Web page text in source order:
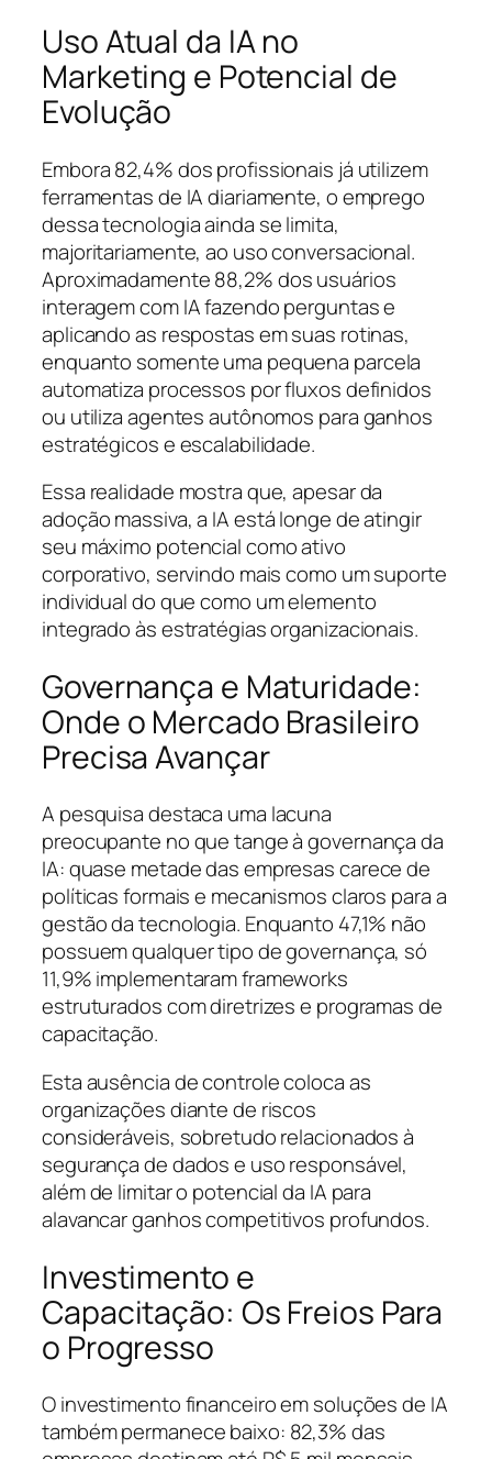
Uso Atual da IA no
Marketing e Potencial de
Evolução
Embora 82,4% dos profissionais já utilizem
ferramentas de IA diariamente, o emprego
dessa tecnologia ainda se limita,
majoritariamente, ao uso conversacional.
Aproximadamente 88,2% dos usuários
interagem com IA fazendo perguntas e
aplicando as respostas em suas rotinas,
enquanto somente uma pequena parcela
automatiza processos por fluxos definidos
ou utiliza agentes autônomos para ganhos
estratégicos e escalabilidade.
Essa realidade mostra que, apesar da
adoção massiva, a IA está longe de atingir
seu máximo potencial como ativo
corporativo, servindo mais como um suporte
individual do que como um elemento
integrado às estratégias organizacionais.
Governança e Maturidade:
Onde o Mercado Brasileiro
Precisa Avançar
A pesquisa destaca uma lacuna
preocupante no que tange à governança da
IA: quase metade das empresas carece de
políticas formais e mecanismos claros para a
gestão da tecnologia. Enquanto 47,1% não
possuem qualquer tipo de governança, só
11,9% implementaram frameworks
estruturados com diretrizes e programas de
capacitação.
Esta ausência de controle coloca as
organizações diante de riscos
consideráveis, sobretudo relacionados à
segurança de dados e uso responsável,
além de limitar o potencial da IA para
alavancar ganhos competitivos profundos.
Investimento e
Capacitação: Os Freios Para
o Progresso
O investimento financeiro em soluções de IA
também permanece baixo: 82,3% das